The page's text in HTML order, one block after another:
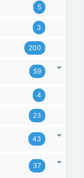
5
3
200
59
4
23
43
37